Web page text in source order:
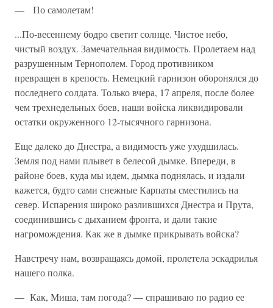
— По самолетам!
...По-весеннему бодро светит солнце. Чистое небо,
чистый воздух. Замечательная видимость. Пролетаем над
разрушенным Тернополем. Город противником
превращен в крепость. Немецкий гарнизон оборо­нялся до
последнего солдата. Только вчера, 17 апреля, после более
чем трехнедельных боев, наши войска ликвидировали
остатки окру­женного 12-тысячного гарнизона.
Еще далеко до Днестра, а видимость уже ухудшилась.
Земля под нами плывет в белесой дымке. Впереди, в
районе боев, куда мы идем, дымка поднялась, и издали
кажется, будто сами снежные Карпаты сместились на
север. Испарения широко разлившихся Днестра и Прута,
соединившись с дыханием фронта, и дали такие
нагромож­дения. Как же в дымке прикрывать войска?
Навстречу нам, возвращаясь домой, пролетела эскадрилья
нашего полка.
— Как, Миша, там погода? — спрашиваю по радио ее